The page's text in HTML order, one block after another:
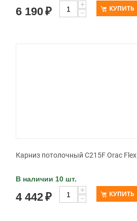
6 190₽
+
−
КУПИТЬ
Карниз потолочный C215F Orac Flex
В наличии 10 шт.
4 442₽
+
−
КУПИТЬ